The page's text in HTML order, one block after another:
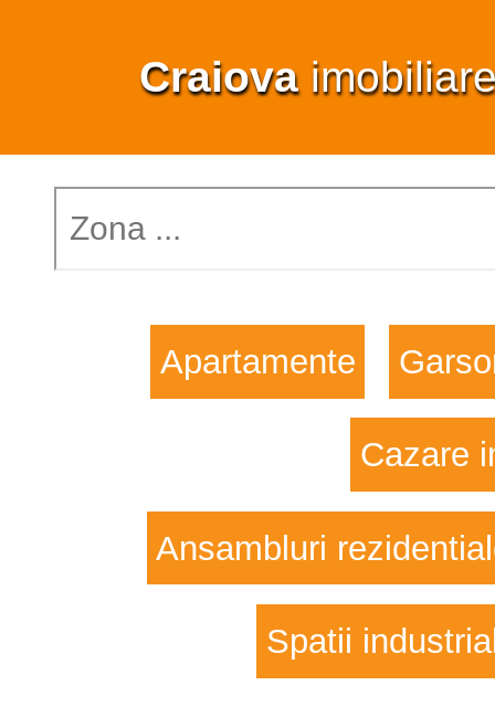
Craiova
Apartamente
Cazare
Ansambluri
Spatii